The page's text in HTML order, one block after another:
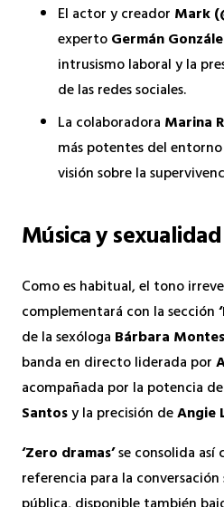
El actor y creador Mark
expertoGermán
intrusismo laboral y la
de las redes sociales.
La colaboradora Marina
más potentes del
visión sobre la
Música y
Como es habitual, el tono
complementará con la sección
de la sexóloga Bárbara Montes
banda en directo liderada por
acompañada por la potencia
Santosy la precisión deAngie
‘Zero dramas’se consolida así
referencia para la